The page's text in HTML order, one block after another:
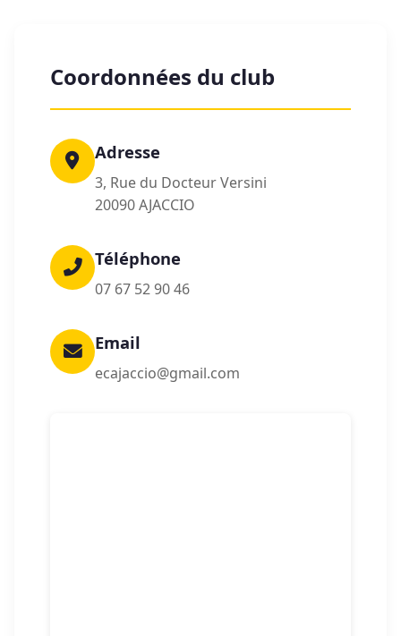
Coordonnées du club
Adresse
3, Rue du Docteur Versini
20090 AJACCIO
Téléphone
07 67 52 90 46
Email
ecajaccio@gmail.com